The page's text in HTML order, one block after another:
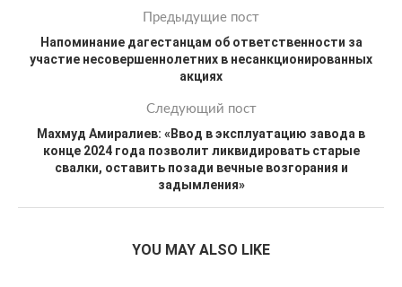
Предыдущие пост
Напоминание дагестанцам об ответственности за
участие несовершеннолетних в несанкционированных
акциях
Следующий пост
Махмуд Амиралиев: «Ввод в эксплуатацию завода в
конце 2024 года позволит ликвидировать старые
свалки, оставить позади вечные возгорания и
задымления»
YOU MAY ALSO LIKE